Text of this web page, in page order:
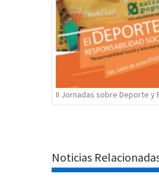
II Jornadas sobre Deporte y
Noticias